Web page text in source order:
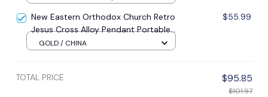
New Eastern Orthodox Church Retro
Jesus Cross Alloy Pendant Portable
Prayer Item Factory Direct Sale
$55.99
GOLD / CHINA
TOTAL PRICE $95.85
$101.97